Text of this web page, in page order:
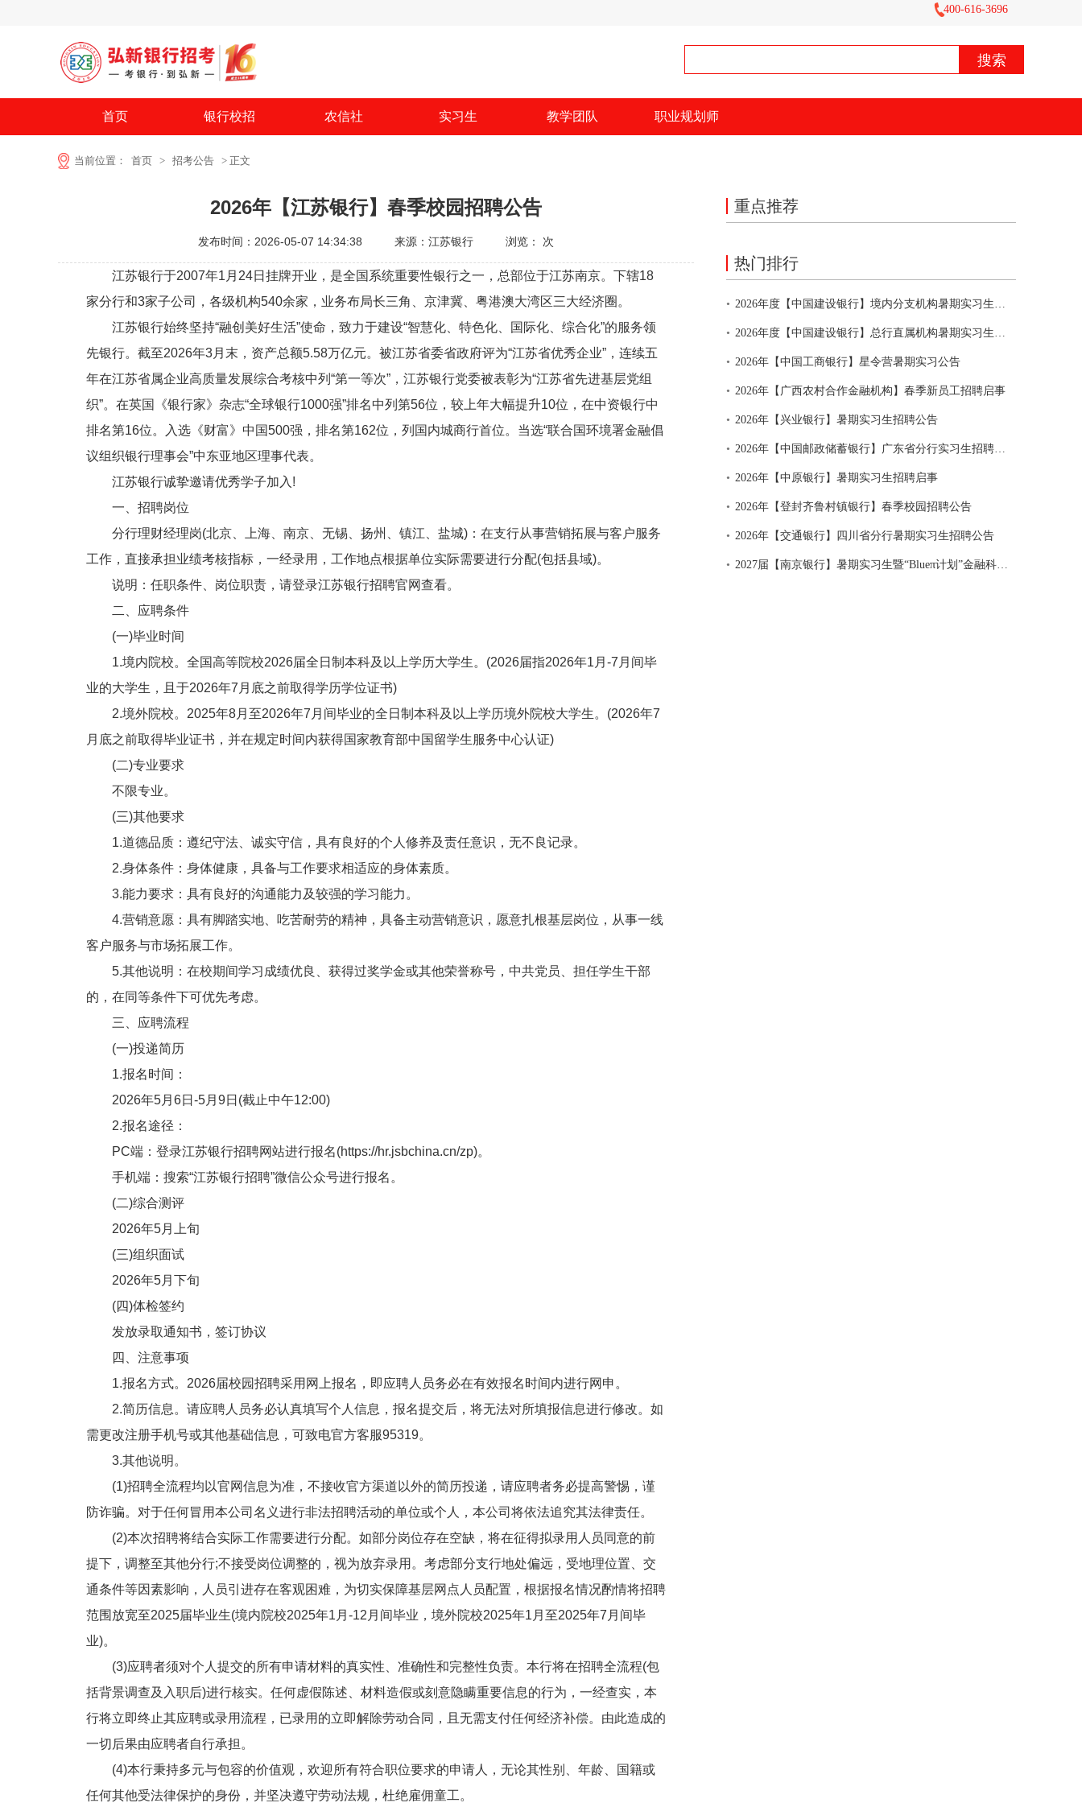
400-616-3696
首页 银行校招 农信社 实习生 教学团队 职业规划师
当前位置： 首页 > 招考公告 > 正文
2026年【江苏银行】春季校园招聘公告
发布时间：2026-05-07 14:34:38 来源：江苏银行 浏览： 次
江苏银行于2007年1月24日挂牌开业，是全国系统重要性银行之一，总部位于江苏南京。下辖18
家分行和3家子公司，各级机构540余家，业务布局长三角、京津冀、粤港澳大湾区三大经济圈。
江苏银行始终坚持“融创美好生活”使命，致力于建设“智慧化、特色化、国际化、综合化”的服务领
先银行。截至2026年3月末，资产总额5.58万亿元。被江苏省委省政府评为“江苏省优秀企业”，连续五
年在江苏省属企业高质量发展综合考核中列“第一等次”，江苏银行党委被表彰为“江苏省先进基层党组
织”。在英国《银行家》杂志“全球银行1000强”排名中列第56位，较上年大幅提升10位，在中资银行中
排名第16位。入选《财富》中国500强，排名第162位，列国内城商行首位。当选“联合国环境署金融倡
议组织银行理事会”中东亚地区理事代表。
江苏银行诚挚邀请优秀学子加入!
一、招聘岗位
分行理财经理岗(北京、上海、南京、无锡、扬州、镇江、盐城)：在支行从事营销拓展与客户服务
工作，直接承担业绩考核指标，一经录用，工作地点根据单位实际需要进行分配(包括县域)。
说明：任职条件、岗位职责，请登录江苏银行招聘官网查看。
二、应聘条件
(一)毕业时间
1.境内院校。全国高等院校2026届全日制本科及以上学历大学生。(2026届指2026年1月-7月间毕
业的大学生，且于2026年7月底之前取得学历学位证书)
2.境外院校。2025年8月至2026年7月间毕业的全日制本科及以上学历境外院校大学生。(2026年7
月底之前取得毕业证书，并在规定时间内获得国家教育部中国留学生服务中心认证)
(二)专业要求
不限专业。
(三)其他要求
1.道德品质：遵纪守法、诚实守信，具有良好的个人修养及责任意识，无不良记录。
2.身体条件：身体健康，具备与工作要求相适应的身体素质。
3.能力要求：具有良好的沟通能力及较强的学习能力。
4.营销意愿：具有脚踏实地、吃苦耐劳的精神，具备主动营销意识，愿意扎根基层岗位，从事一线
客户服务与市场拓展工作。
5.其他说明：在校期间学习成绩优良、获得过奖学金或其他荣誉称号，中共党员、担任学生干部
的，在同等条件下可优先考虑。
三、应聘流程
(一)投递简历
1.报名时间：
2026年5月6日-5月9日(截止中午12:00)
2.报名途径：
PC端：登录江苏银行招聘网站进行报名(https://hr.jsbchina.cn/zp)。
手机端：搜索“江苏银行招聘”微信公众号进行报名。
(二)综合测评
2026年5月上旬
(三)组织面试
2026年5月下旬
(四)体检签约
发放录取通知书，签订协议
四、注意事项
1.报名方式。2026届校园招聘采用网上报名，即应聘人员务必在有效报名时间内进行网申。
2.简历信息。请应聘人员务必认真填写个人信息，报名提交后，将无法对所填报信息进行修改。如
需更改注册手机号或其他基础信息，可致电官方客服95319。
3.其他说明。
(1)招聘全流程均以官网信息为准，不接收官方渠道以外的简历投递，请应聘者务必提高警惕，谨
防诈骗。对于任何冒用本公司名义进行非法招聘活动的单位或个人，本公司将依法追究其法律责任。
(2)本次招聘将结合实际工作需要进行分配。如部分岗位存在空缺，将在征得拟录用人员同意的前
提下，调整至其他分行;不接受岗位调整的，视为放弃录用。考虑部分支行地处偏远，受地理位置、交
通条件等因素影响，人员引进存在客观困难，为切实保障基层网点人员配置，根据报名情况酌情将招聘
范围放宽至2025届毕业生(境内院校2025年1月-12月间毕业，境外院校2025年1月至2025年7月间毕
业)。
(3)应聘者须对个人提交的所有申请材料的真实性、准确性和完整性负责。本行将在招聘全流程(包
括背景调查及入职后)进行核实。任何虚假陈述、材料造假或刻意隐瞒重要信息的行为，一经查实，本
行将立即终止其应聘或录用流程，已录用的立即解除劳动合同，且无需支付任何经济补偿。由此造成的
一切后果由应聘者自行承担。
(4)本行秉持多元与包容的价值观，欢迎所有符合职位要求的申请人，无论其性别、年龄、国籍或
任何其他受法律保护的身份，并坚决遵守劳动法规，杜绝雇佣童工。
重点推荐
热门排行
• 2026年度【中国建设银行】境内分支机构暑期实习生招聘公告
• 2026年度【中国建设银行】总行直属机构暑期实习生招聘公告
• 2026年【中国工商银行】星令营暑期实习公告
• 2026年【广西农村合作金融机构】春季新员工招聘启事
• 2026年【兴业银行】暑期实习生招聘公告
• 2026年【中国邮政储蓄银行】广东省分行实习生招聘公告
• 2026年【中原银行】暑期实习生招聘启事
• 2026年【登封齐鲁村镇银行】春季校园招聘公告
• 2026年【交通银行】四川省分行暑期实习生招聘公告
• 2027届【南京银行】暑期实习生暨“Blueπ计划”金融科技校招提前批公告